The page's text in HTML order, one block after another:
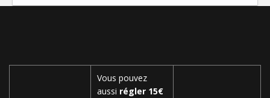
Vous pouvez
aussi régler 15€